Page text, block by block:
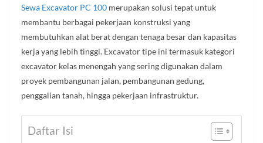
Sewa Excavator PC 100 merupakan solusi tepat untuk
membantu berbagai pekerjaan konstruksi yang
membutuhkan alat berat dengan tenaga besar dan kapasitas
kerja yang lebih tinggi. Excavator tipe ini termasuk kategori
excavator kelas menengah yang sering digunakan dalam
proyek pembangunan jalan, pembangunan gedung,
penggalian tanah, hingga pekerjaan infrastruktur.
Daftar Isi